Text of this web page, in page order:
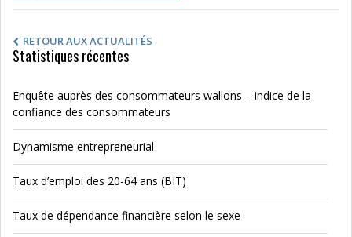
RETOUR AUX ACTUALITÉS
Statistiques récentes
Enquête auprès des consommateurs wallons – indice de la
confiance des consommateurs
Dynamisme entrepreneurial
Taux d’emploi des 20-64 ans (BIT)
Taux de dépendance financière selon le sexe